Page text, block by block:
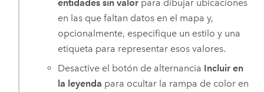
entidades sin valor para dibujar ubicaciones
en las que faltan datos en el mapa y,
opcionalmente, especifique un estilo y una
etiqueta para representar esos valores.
Desactive el botón de alternancia Incluir en
la leyenda para ocultar la rampa de color en